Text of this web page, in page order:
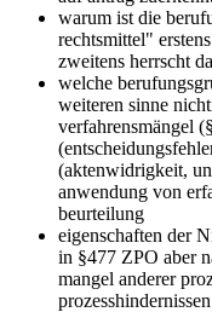
warum ist die
rechtsmittel"
zweitens herrscht
welche
weiteren sinne
verfahrensmängel
(aktenwidrigkeit,
anwendung von
beurteilung
eigenschaften der
in §477 ZPO aber
mangel anderer